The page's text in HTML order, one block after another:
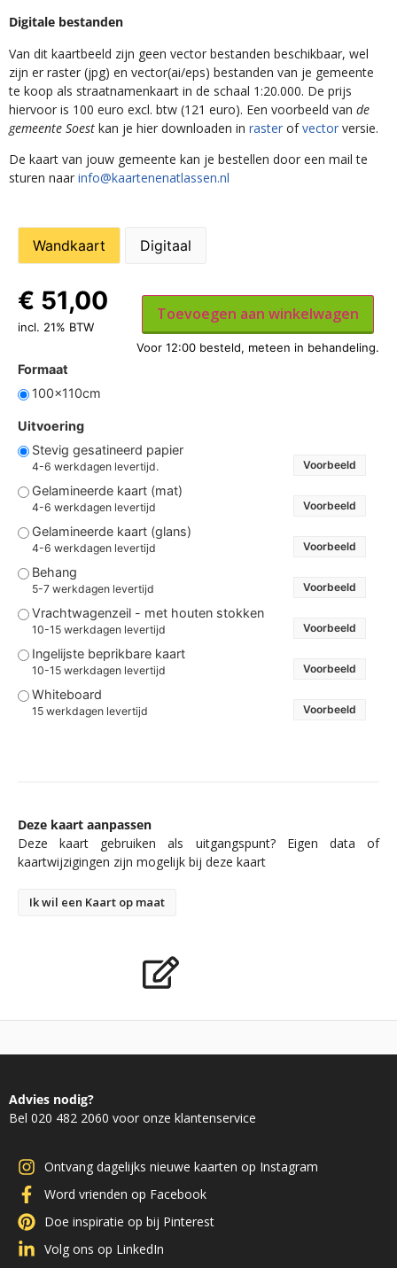
Digitale bestanden
Van dit kaartbeeld zijn geen vector bestanden beschikbaar, wel
zijn er raster (jpg) en vector(ai/eps) bestanden van je gemeente
te koop als straatnamenkaart in de schaal 1:20.000. De prijs
hiervoor is 100 euro excl. btw (121 euro). Een voorbeeld van de
gemeente Soest kan je hier downloaden in raster ofvector versie.
De kaart van jouw gemeente kan je bestellen door een mail te
sturen naar info@kaartenenatlassen.nl
Wandkaart Digitaal
Formaat
100x110cm
Uitvoering
Stevig gesatineerd papier
4-6 werkdagen levertijd. Voorbeeld
Gelamineerde kaart (mat)
4-6 werkdagen levertijd Voorbeeld
Gelamineerde kaart (glans)
4-6 werkdagen levertijd Voorbeeld
Behang
5-7 werkdagen levertijd Voorbeeld
Vrachtwagenzeil - met houten stokken
10-15 werkdagen levertijd Voorbeeld
Ingelijste beprikbare kaart
10-15 werkdagen levertijd Voorbeeld
Whiteboard
15 werkdagen levertijd Voorbeeld
€ 51,00
incl. 21% BTW
Toevoegen aan winkelwagen
Deze kaart aanpassen
Deze kaart gebruiken als uitgangspunt? Eigen data of
kaartwijzigingen zijn mogelijk bij deze kaart
Ik wil een Kaart op maat
Advies nodig?
Bel 020 482 2060 voor onze klantenservice
Ontvang dagelijks nieuwe kaarten op Instagram
Word vrienden op Facebook
Doe inspiratie op bij Pinterest
Volg ons op LinkedIn